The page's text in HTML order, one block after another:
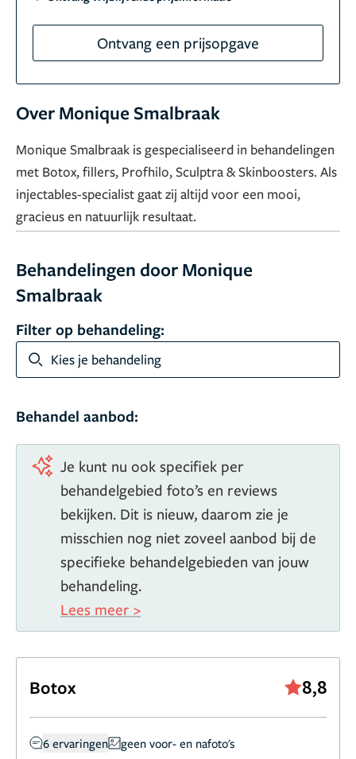
Ontvang een prijsopgave
Over Monique Smalbraak
Monique Smalbraak is gespecialiseerd in behandelingen
met Botox, fillers, Profhilo, Sculptra & Skinboosters. Als
injectables-specialist gaat zij altijd voor een mooi,
gracieus en natuurlijk resultaat.
Behandelingen door Monique
Smalbraak
Filter op behandeling:
Kies je behandeling
Behandel aanbod:
Je kunt nu ook specifiek per
behandelgebied foto’s en reviews
bekijken. Dit is nieuw, daarom zie je
misschien nog niet zoveel aanbod bij de
specifieke behandelgebieden van jouw
behandeling.
Lees meer >
Botox 8,8
6 ervaringen geen voor- en nafoto's